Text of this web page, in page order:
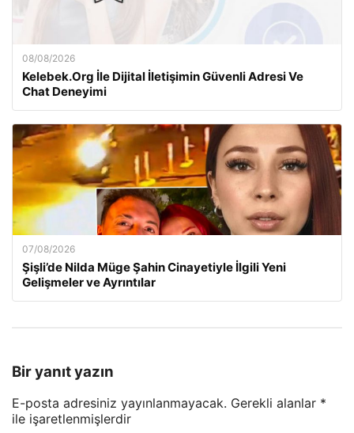
08/08/2026
Kelebek.Org İle Dijital İletişimin Güvenli Adresi Ve
Chat Deneyimi
07/08/2026
Şişli’de Nilda Müge Şahin Cinayetiyle İlgili Yeni
Gelişmeler ve Ayrıntılar
Bir yanıt yazın
E-posta adresiniz yayınlanmayacak. Gerekli alanlar *
ile işaretlenmişlerdir